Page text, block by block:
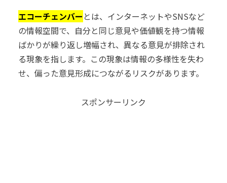
エコーチェンバー とは、インターネットやSNSなど
の情報空間で、自分と同じ意見や価値観を持つ情報
ばかりが繰り返し増幅され、異なる意見が排除され
る現象を指します。この現象は情報の多様性を失わ
せ、偏った意見形成につながるリスクがあります。
スポンサーリンク